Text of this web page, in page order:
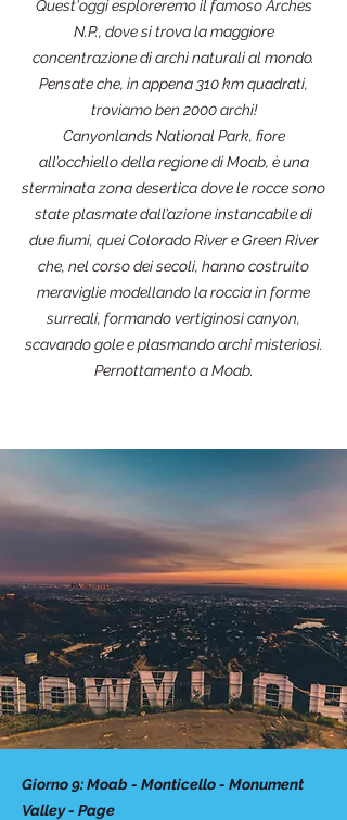
Quest'oggi esploreremo il famoso Arches
N.P., dove si trova la maggiore
concentrazione di archi naturali al mondo.
Pensate che, in appena 310 km quadrati,
troviamo ben 2000 archi!
Canyonlands National Park, fiore
all’occhiello della regione di Moab, è una
sterminata zona desertica dove le rocce sono
state plasmate dall’azione instancabile di
due fiumi, quei Colorado River e Green River
che, nel corso dei secoli, hanno costruito
meraviglie modellando la roccia in forme
surreali, formando vertiginosi canyon,
scavando gole e plasmando archi misteriosi.
Pernottamento a Moab.
Giorno 9: Moab - Monticello - Monument
Valley - Page